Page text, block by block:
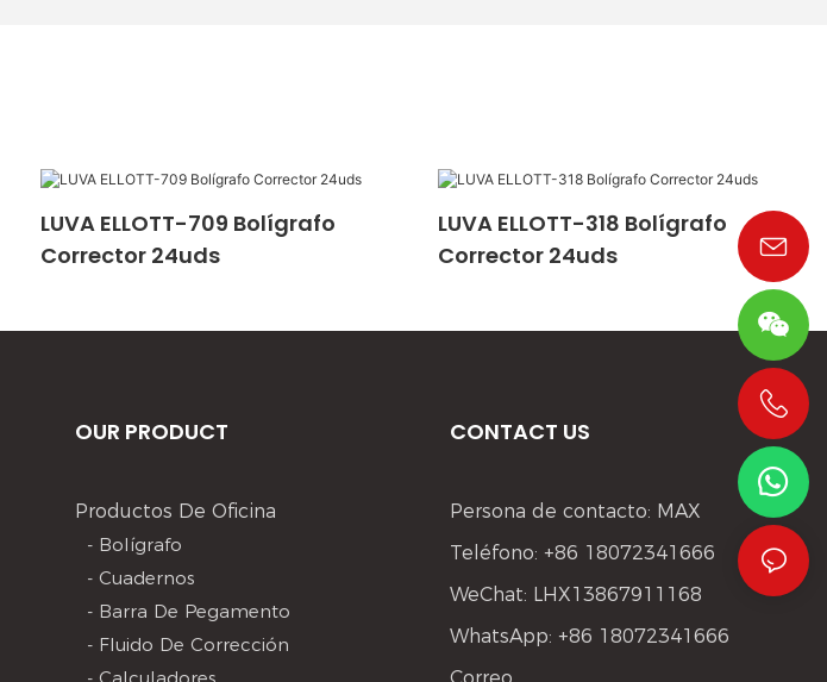
LUVA ELLOTT-709 Bolígrafo
Corrector 24uds
LUVA ELLOTT-318 Bolígrafo
Corrector 24uds
OUR PRODUCT
Productos De Oficina
- Bolígrafo
- Cuadernos
- Barra De Pegamento
- Fluido De Corrección
- Calculadores
CONTACT US
Persona de contacto: MAX
Teléfono: +86 18072341666
WeChat: LHX13867911168
WhatsApp: +86 18072341666
Correo